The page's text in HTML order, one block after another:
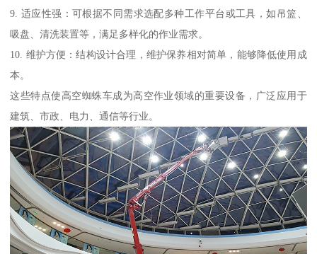
9. 适应性强：可根据不同需求选配多种工作平台或工具，如吊篮、
吸盘、清洗装置等，满足多样化的作业需求。
10. 维护方便：结构设计合理，维护保养相对简单，能够降低使用成
本。
这些特点使高空蜘蛛车成为高空作业领域的重要设备，广泛应用于
建筑、市政、电力、通信等行业。